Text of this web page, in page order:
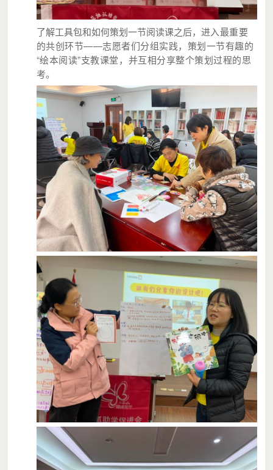
了解工具包和如何策划一节阅读课之后， 进入最重要
的共创环节——志愿者们分组实践，策划一节有趣的
“绘本阅读”支教课堂， 并互相分享整个策划过程的思
考。